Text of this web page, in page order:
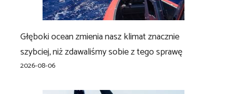
Głęboki ocean zmienia nasz klimat znacznie
szybciej, niż zdawaliśmy sobie z tego sprawę
2026-08-06